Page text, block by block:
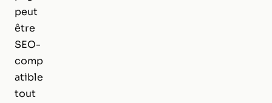
peut
être
SEO-
comp
atible
tout